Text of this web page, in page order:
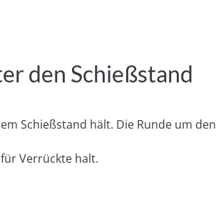
den Schießstand
Schießstand hält. Die Runde um den
Verrückte halt.